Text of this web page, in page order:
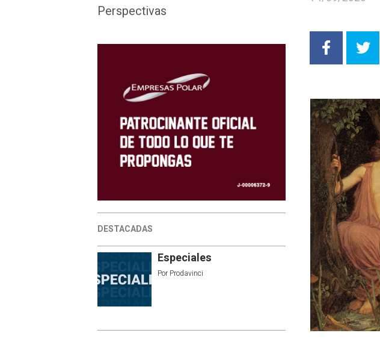
Perspectivas
DESTACADAS
Especiales
Por Prodavinci